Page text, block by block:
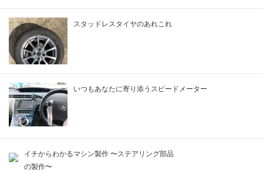
スタッドレスタイヤのあれこれ
いつもあなたに寄り添うスピードメーター
イチからわかるマシン製作 〜ステアリング部品
の製作〜